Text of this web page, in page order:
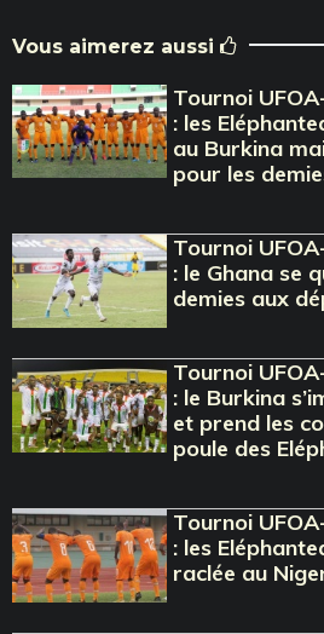
Vous aimerez aussi
Tournoi
: les
au Burkina
pour les
Tournoi
: le Ghana se
demies aux
Tournoi
: le Burkina
et prend les
poule des
Tournoi
: les
raclée au